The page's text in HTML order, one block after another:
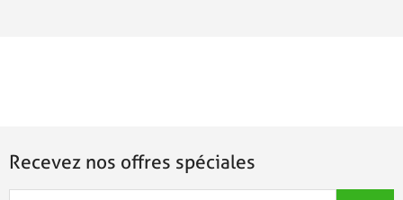
Recevez nos offres spéciales